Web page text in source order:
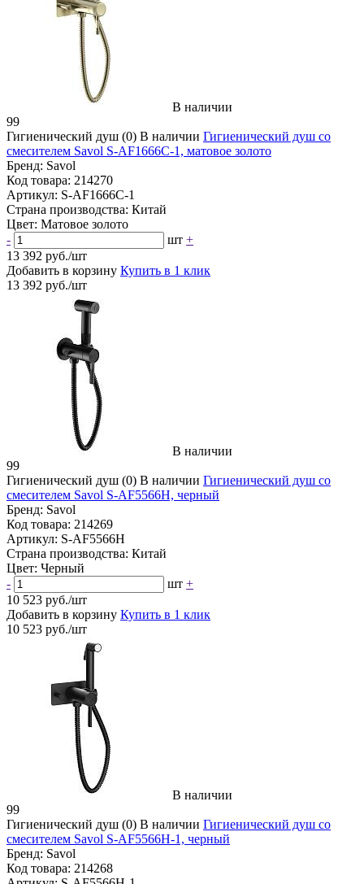
В наличии
99
Гигиенический душ (0) В наличии Гигиенический душ со
смесителем Savol S-AF1666C-1, матовое золото
Бренд: Savol
Код товара: 214270
Артикул: S-AF1666C-1
Страна производства: Китай
Цвет: Матовое золото
-
шт +
13 392 руб./шт
Добавить в корзину Купить в 1 клик
13 392 руб./шт
В наличии
99
Гигиенический душ (0) В наличии Гигиенический душ со
смесителем Savol S-AF5566H, черный
Бренд: Savol
Код товара: 214269
Артикул: S-AF5566H
Страна производства: Китай
Цвет: Черный
-
шт +
10 523 руб./шт
Добавить в корзину Купить в 1 клик
10 523 руб./шт
В наличии
99
Гигиенический душ (0) В наличии Гигиенический душ со
смесителем Savol S-AF5566H-1, черный
Бренд: Savol
Код товара: 214268